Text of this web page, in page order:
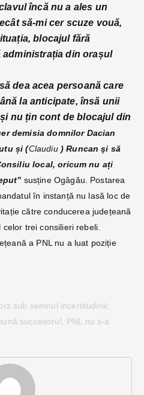
încă nu a ales un
să-mi cer scuze vouă,
blocajul fără
administrația din orașul
dea acea persoană care
la anticipate, însă unii
nu țin cont de blocajul din
demisia domnilor Dacian
și (Claudiu ) Runcan şi să
local, oricum nu ați
susține Ogâgău. Postarea
în instanță nu lasă loc de
către conducerea județeană
trei consilieri rebeli.
a PNL nu a luat poziție
sub semnul incertitudinii:
succesorul, PNL nu s-a